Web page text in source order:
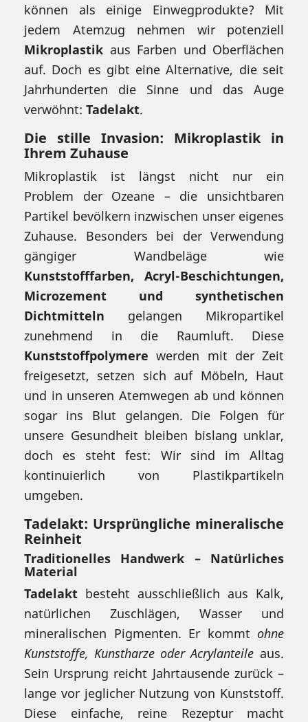
können als einige Einwegprodukte? Mit
jedem Atemzug nehmen wir potenziell
Mikroplastik aus Farben und Oberflächen
auf. Doch es gibt eine Alternative, die seit
Jahrhunderten die Sinne und das Auge
verwöhnt: Tadelakt.
Die stille Invasion: Mikroplastik in
Ihrem Zuhause
Mikroplastik ist längst nicht nur ein
Problem der Ozeane – die unsichtbaren
Partikel bevölkern inzwischen unser eigenes
Zuhause. Besonders bei der Verwendung
gängiger Wandbeläge wie
Kunststofffarben, Acryl-Beschichtungen,
Microzement und synthetischen
Dichtmitteln gelangen Mikropartikel
zunehmend in die Raumluft. Diese
Kunststoffpolymere werden mit der Zeit
freigesetzt, setzen sich auf Möbeln, Haut
und in unseren Atemwegen ab und können
sogar ins Blut gelangen. Die Folgen für
unsere Gesundheit bleiben bislang unklar,
doch es steht fest: Wir sind im Alltag
kontinuierlich von Plastikpartikeln
umgeben.
Tadelakt: Ursprüngliche mineralische
Reinheit
Traditionelles Handwerk – Natürliches
Material
Tadelakt besteht ausschließlich aus Kalk,
natürlichen Zuschlägen, Wasser und
mineralischen Pigmenten. Er kommt ohne
Kunststoffe, Kunstharze oder Acrylanteile aus.
Sein Ursprung reicht Jahrtausende zurück –
lange vor jeglicher Nutzung von Kunststoff.
Diese einfache, reine Rezeptur macht